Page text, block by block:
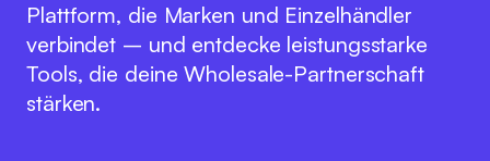
Plattform, die Marken und Einzelhändler
verbindet – und entdecke leistungsstarke
Tools, die deine Wholesale-Partnerschaft
stärken.